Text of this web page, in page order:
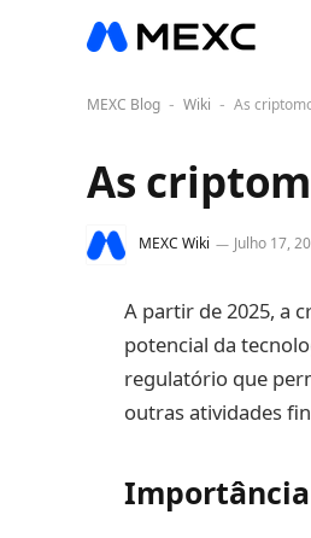
MEXC Blog - Wiki - As
As
MEXC Wiki Julho 17,
A partir de 2025, a
potencial da
regulatório que
outras atividades
Importância